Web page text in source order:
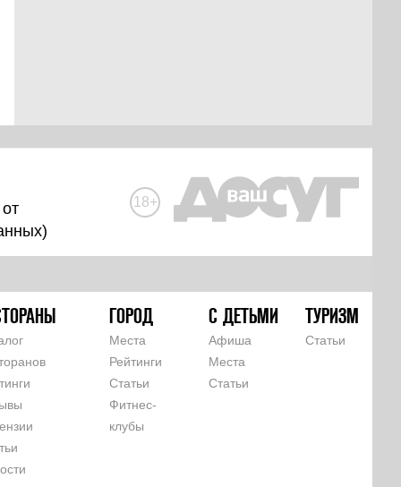
)
18+
ГОРОД
Места
Рейтинги
Статьи
Фитнес-
клубы
С ДЕТЬМИ
Афиша
Места
Статьи
ТУРИЗМ
Статьи